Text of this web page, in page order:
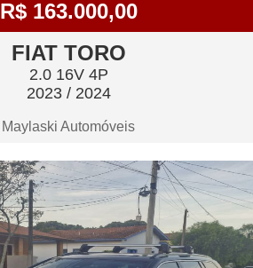
R$ 163.000,00
FIAT TORO
2.0 16V 4P
2023 / 2024
Maylaski Automóveis